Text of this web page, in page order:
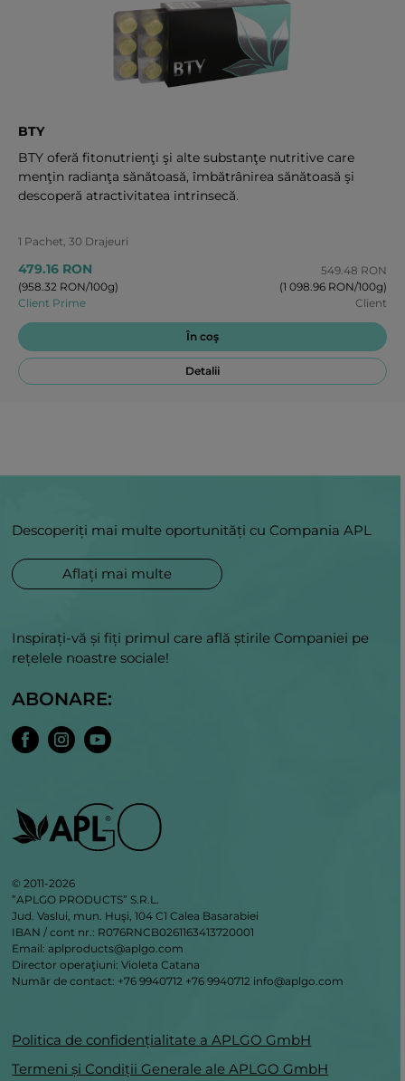
BTY
BTY oferă fitonutrienţi şi alte substanţe nutritive care
menţin radianţa sănătoasă, îmbătrânirea sănătoasă şi
descoperă atractivitatea intrinsecă.
1 Pachet, 30 Drajeuri
479.16 RON
(958.32 RON/100g)
Client Prime
549.48 RON
(1 098.96 RON/100g)
Client
În coş
Detalii
Descoperiți mai multe oportunități cu Compania APL
Aflați mai multe
Inspirați-vă și fiți primul care află știrile Companiei pe
rețelele noastre sociale!
ABONARE:
© 2011-2026
”APLGO PRODUCTS” S.R.L.
Jud. Vaslui, mun. Huşi, 104 C1 Calea Basarabiei
IBAN / cont nr.: R076RNCB0261163413720001
Email: aplproducts@aplgo.com
Director operaţiuni: Violeta Сatana
Număr de contact: +76 9940712 +76 9940712 info@aplgo.com
Politica de confidențialitate a APLGO GmbH
Termeni și Condiții Generale ale APLGO GmbH